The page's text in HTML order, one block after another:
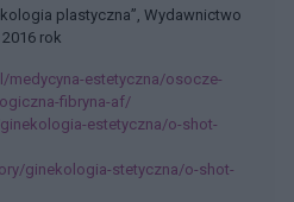
plastyczna”, Wydawnictwo
rok
medycyna-estetyczna/osocze-
fibryna-af/
estetyczna/o-shot-
ginekologia-stetyczna/o-shot-